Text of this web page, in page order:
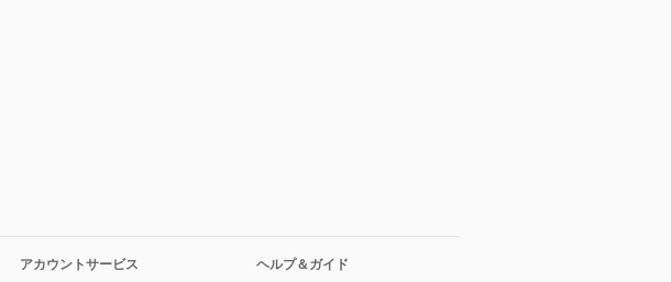
アカウントサービス
ヘルプ＆ガイド